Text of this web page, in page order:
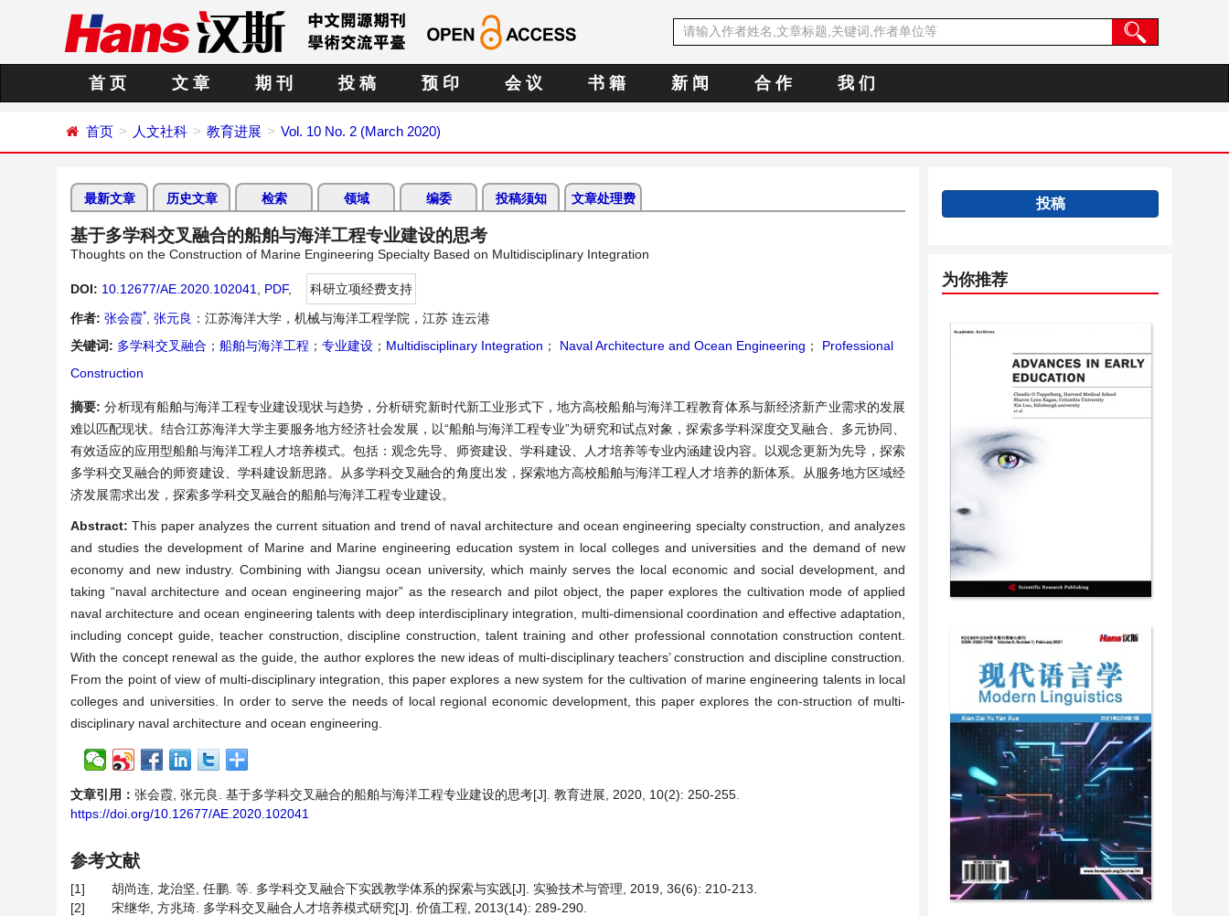
首 页 文 章 期 刊 投 稿 预 印 会 议 书 籍 新 闻 合 作 我 们
首页 人文社科 教育进展 Vol. 10 No. 2 (March 2020)
最新文章 历史文章 检索 领域 编委 投稿须知 文章处理费
基于多学科交叉融合的船舶与海洋工程专业建设的思考
Thoughts on the Construction of Marine Engineering Specialty Based on Multidisciplinary Integration
DOI: 10.12677/AE.2020.102041 PDF,
科研立项经费支持
作者: 张会霞* 张元良 ：江苏海洋大学，机械与海洋工程学院，江苏 连云港
关键词: 多学科交叉融合 ； 船舶与海洋工程 ； 专业建设 ； Multidisciplinary Integration ； Naval Architecture and Ocean Engineering ；
Professional
Construction
摘要:分析现有船舶与海洋工程专业建设现状与趋势，分析研究新时代新工业形式下，地方高校船舶与海洋工程教育体系与新经济新产业需求的发展
难以匹配现状。结合江苏海洋大学主要服务地方经济社会发展，以“船舶与海洋工程专业”为研究和试点对象，探索多学科深度交叉融合、多元协同、
有效适应的应用型船舶与海洋工程人才培养模式。包括：观念先导、师资建设、学科建设、人才培养等专业内涵建设内容。以观念更新为先导，探索
多学科交叉融合的师资建设、学科建设新思路。从多学科交叉融合的角度出发，探索地方高校船舶与海洋工程人才培养的新体系。从服务地方区域经
济发展需求出发，探索多学科交叉融合的船舶与海洋工程专业建设。
Abstract:This paper analyzes the current situation and trend of naval architecture and ocean engineering specialty construction, and analyzes
and studies the development of Marine and Marine engineering education system in local colleges and universities and the demand of new
economy and new industry. Combining with Jiangsu ocean university, which mainly serves the local economic and social development, and
taking “naval architecture and ocean engineering major” as the research and pilot object, the paper explores the cultivation mode of applied
naval architecture and ocean engineering talents with deep interdisciplinary integration, multi-dimensional coordination and effective adaptation,
including concept guide, teacher construction, discipline construction, talent training and other professional connotation construction content.
With the concept renewal as the guide, the author explores the new ideas of multi-disciplinary teachers’ construction and discipline construction.
From the point of view of multi-disciplinary integration, this paper explores a new system for the cultivation of marine engineering talents in local
colleges and universities. In order to serve the needs of local regional economic development, this paper explores the con-struction of multi-
disciplinary naval architecture and ocean engineering.
文章引用： 张会霞, 张元良. 基于多学科交叉融合的船舶与海洋工程专业建设的思考[J]. 教育进展, 2020, 10(2): 250-255.
https://doi.org/10.12677/AE.2020.102041
参考文献
[1]
胡尚连, 龙治坚, 任鹏. 等. 多学科交叉融合下实践教学体系的探索与实践[J]. 实验技术与管理, 2019, 36(6): 210-213.
[2]
宋继华, 方兆琦. 多学科交叉融合人才培养模式研究[J]. 价值工程, 2013(14): 289-290.
投稿
为你推荐